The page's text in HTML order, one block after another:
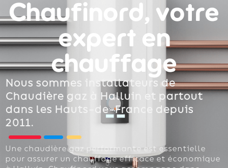
Chaufinord, votre
expert en
chauffage
Nous sommes installateurs de
Chaudière gaz à Halluin et partout
dans les Hauts-de-France depuis
2011.
Une chaudière gaz performante est essentielle
pour assurer un chauffage efficace et économique